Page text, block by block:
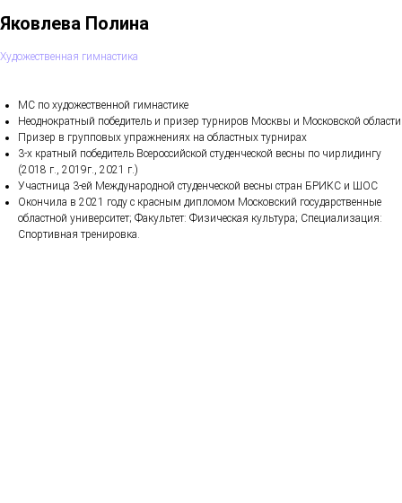
Яковлева Полина
Художественная гимнастика
МС по художественной гимнастике
Неоднократный победитель и призер турниров Москвы и Московской области
Призер в групповых упражнениях на областных турнирах
3-х кратный победитель Всероссийской студенческой весны по чирлидингу
(2018 г., 2019г., 2021 г.)
Участница 3-ей Международной студенческой весны стран БРИКС и ШОС
Окончила в 2021 году с красным дипломом Московский государственные
областной университет; Факультет: Физическая культура; Специализация:
Спортивная тренировка.